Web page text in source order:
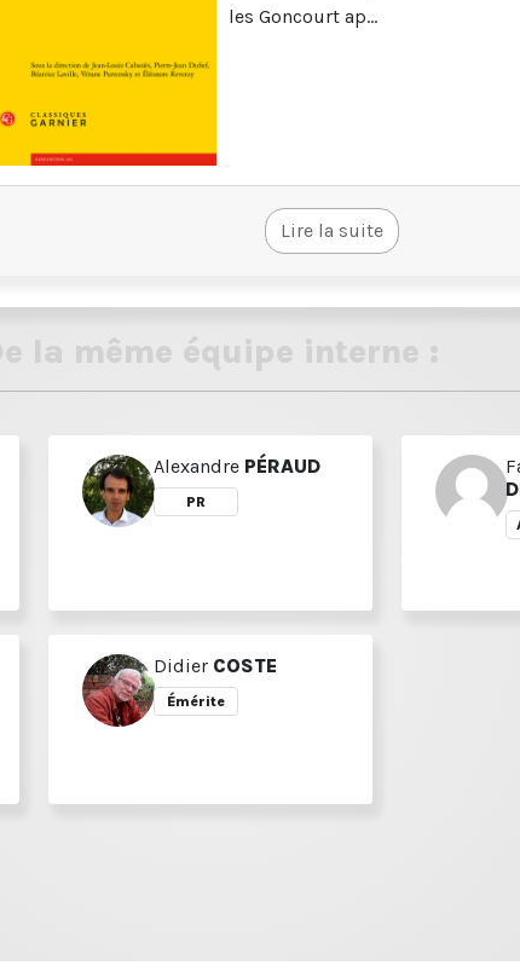
les Goncourt ap...
Lire la suite
De la même équipe interne :
Alexandre PÉRAUD
PR
Didier COSTE
Émérite